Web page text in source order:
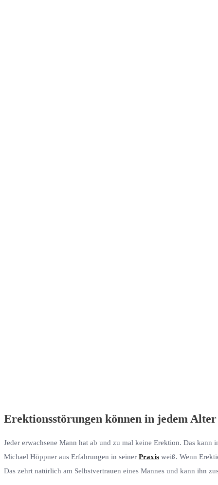
Erektionsstörungen können in jedem
Jeder erwachsene Mann hat ab und zu mal keine Erektion. Das
Michael Höppner aus Erfahrungen in seiner Praxis weiß. Wenn
Das zehrt natürlich am Selbstvertrauen eines Mannes und kann ihn